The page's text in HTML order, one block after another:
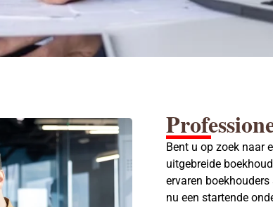
Bent u op zoek naar
uitgebreide
ervaren boekhouders
nu een startende